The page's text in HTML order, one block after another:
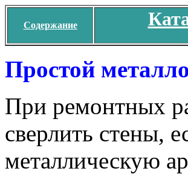
Содержание
Простой
При ремонтных
сверлить стены,
металлическую